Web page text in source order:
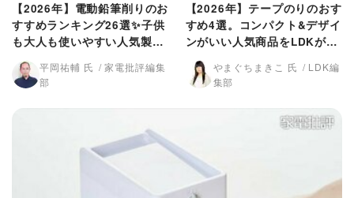
【2026年】電動鉛筆削りのお
すすめランキング26選✨子供
も大人も使いやすい人気製品
を徹底比較
平岡祐輔 氏
家電批評編集
部
【2026年】テープのりのおす
すめ4選。コンパクト&デザイ
ンがいい人気商品をLDKが徹
底比較
やまぐちまきこ 氏
LDK編
集部